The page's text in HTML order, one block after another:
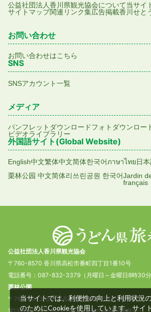
公益社団法人香川県観光協会について当サイ
サイトマップ関連リンク集広告掲載香川せと
お問い合わせ
お問い合わせはこちら
SNS
SNSアカウント一覧
メディア
パンフレットダウンロードフォトダウンロー
ビデオライブラリー
外国語サイト(Global Website)
English中文繁体中文简体한국어ภาษาไทย日
栗林公园 中文简体리쓰린공원 한국어Jardin
français
公益社団法人香川県観光協会
〒760-8570 香川県高松市番町四丁目1番10号
電話番号：087-832-3379（月曜日～金曜日8時30分
栗林公園
〒760-0073 香川県高松市栗林町1丁目20番16号
当サイトでは、利便性の向上と利用状況
のためにCookieを使用しています。サイ